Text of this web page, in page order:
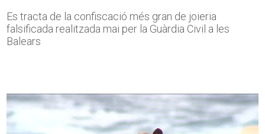
Es tracta de la confiscació més gran de joieria
falsificada realitzada mai per la Guàrdia Civil a les
Balears